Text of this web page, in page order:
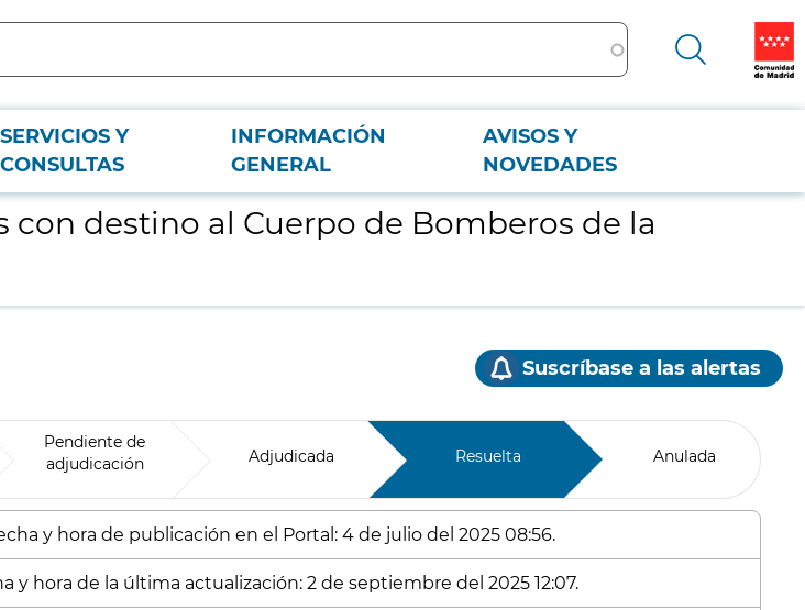
SERVICIOS Y
CONSULTAS
INFORMACIÓN
GENERAL
AVISOS Y
NOVEDADES
de Madrid
destino al Cuerpo de Bomberos de la
Suscríbase a las alertas
Pendiente de
adjudicación
Adjudicada Resuelta Anulada
y hora de publicación en el Portal: 4 de julio del 2025 08:56.
y hora de la última actualización: 2 de septiembre del 2025 12:07.